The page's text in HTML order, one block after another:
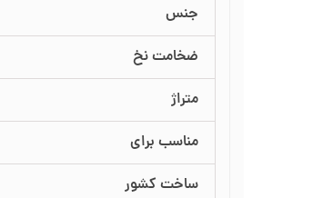
جنس
ضخامت نخ
متراژ
مناسب برای
ساخت کشور